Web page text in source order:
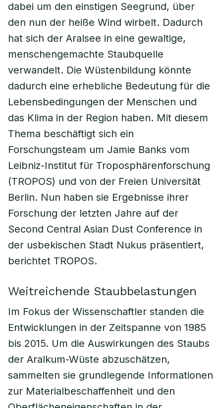
dabei um den einstigen Seegrund, über
den nun der heiße Wind wirbelt. Dadurch
hat sich der Aralsee in eine gewaltige,
menschengemachte Staubquelle
verwandelt. Die Wüstenbildung könnte
dadurch eine erhebliche Bedeutung für die
Lebensbedingungen der Menschen und
das Klima in der Region haben. Mit diesem
Thema beschäftigt sich ein
Forschungsteam um Jamie Banks vom
Leibniz-Institut für Troposphärenforschung
(TROPOS) und von der Freien Universität
Berlin. Nun haben sie Ergebnisse ihrer
Forschung der letzten Jahre auf der
Second Central Asian Dust Conference in
der usbekischen Stadt Nukus präsentiert,
berichtet TROPOS.
Weitreichende Staubbelastungen
Im Fokus der Wissenschaftler standen die
Entwicklungen in der Zeitspanne von 1985
bis 2015. Um die Auswirkungen des Staubs
der Aralkum-Wüste abzuschätzen,
sammelten sie grundlegende Informationen
zur Materialbeschaffenheit und den